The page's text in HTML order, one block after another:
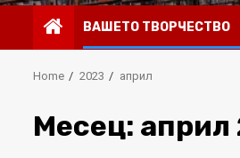
ВАШЕТО ТВОРЧЕСТВО
Home 2023 април
Месец: април